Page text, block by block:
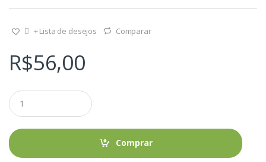
+ Lista de desejos Comparar
R$56,00
Q
u
a
t
i
Comprar